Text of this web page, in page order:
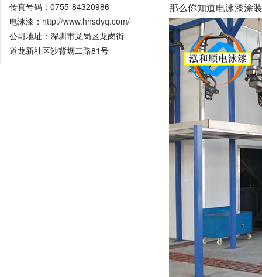
传真号码：0755-84320986
电泳漆： http://www.hhsdyq.com/
公司地址：深圳市龙岗区龙岗街
道龙新社区沙背坜二路81号
那么你知道电泳漆涂